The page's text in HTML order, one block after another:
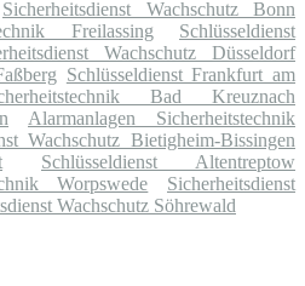
Sicherheitsdienst Wachschutz Bonn
Freilassing
Schlüsseldienst
Wachschutz Düsseldorf
Schlüsseldienst Frankfurt am
Bad Kreuznach
Alarmanlagen Sicherheitstechnik
Wachschutz Bietigheim-Bissingen
Schlüsseldienst Altentreptow
Worpswede
Sicherheitsdienst
Wachschutz Söhrewald